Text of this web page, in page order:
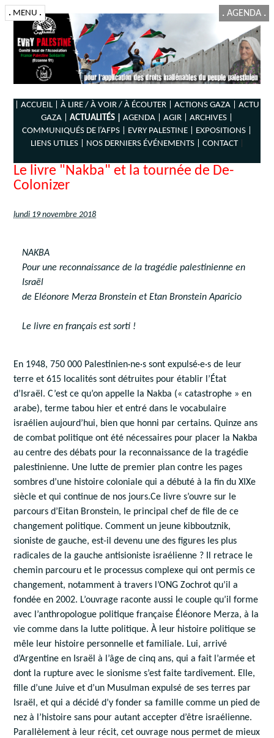
. MENU . . AGENDA .
| ACCUEIL | À LIRE / À VOIR / À ÉCOUTER | ACTIONS GAZA |
ACTU
GAZA |
ACTUALITÉS | AGENDA | AGIR |
ARCHIVES |
COMMUNIQUÉS DE l’AFPS |
EVRY PALESTINE |
EXPOSITIONS |
LIENS UTILES |
NOS DERNIERS ÉVÉNEMENTS | CONTACT|
Le livre "Nakba" et la tournée de De-
Colonizer
lundi 19 novembre 2018
NAKBA
Pour une reconnaissance de la tragédie palestinienne en
Israël
de Eléonore Merza Bronstein et Etan Bronstein Aparicio
Le livre en français est sorti !
En 1948, 750 000 Palestinien·ne·s sont expulsé·e·s de leur
terre et 615 localités sont détruites pour établir l’État
d’Israël. C’est ce qu’on appelle la Nakba (« catastrophe » en
arabe), terme tabou hier et entré dans le vocabulaire
israélien aujourd’hui, bien que honni par certains. Quinze ans
de combat politique ont été nécessaires pour placer la Nakba
au centre des débats pour la reconnaissance de la tragédie
palestinienne. Une lutte de premier plan contre les pages
sombres d’une histoire coloniale qui a débuté à la fin du XIXe
siècle et qui continue de nos jours.Ce livre s’ouvre sur le
parcours d’Eitan Bronstein, le principal chef de file de ce
changement politique. Comment un jeune kibboutznik,
sioniste de gauche, est-il devenu une des figures les plus
radicales de la gauche antisioniste israélienne ? Il retrace le
chemin parcouru et le processus complexe qui ont permis ce
changement, notamment à travers l’ONG Zochrot qu’il a
fondée en 2002. L’ouvrage raconte aussi le couple qu’il forme
avec l’anthropologue politique française Éléonore Merza, à la
vie comme dans la lutte politique. À leur histoire politique se
mêle leur histoire personnelle et familiale. Lui, arrivé
d’Argentine en Israël à l’âge de cinq ans, qui a fait l’armée et
dont la rupture avec le sionisme s’est faite tardivement. Elle,
fille d’une Juive et d’un Musulman expulsé de ses terres par
Israël, et qui a décidé d’y fonder sa famille comme un pied de
nez à l’histoire sans pour autant accepter d’être israélienne.
Parallèlement à leur récit, cet ouvrage nous permet de mieux